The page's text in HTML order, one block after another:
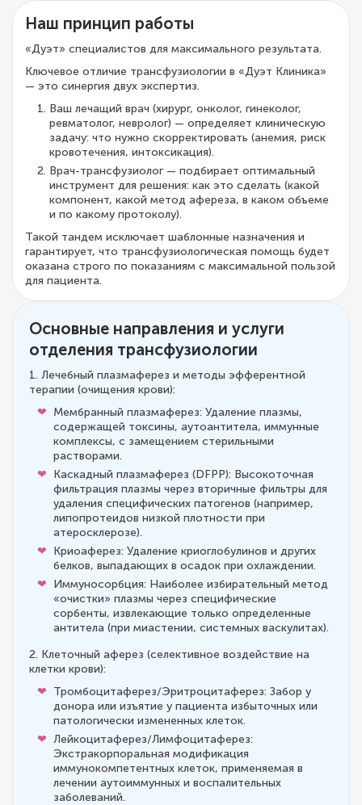
Наш принцип работы
«Дуэт» специалистов для максимального результата.
Ключевое отличие трансфузиологии в «Дуэт Клиника»
— это синергия двух экспертиз.
Ваш лечащий врач (хирург, онколог, гинеколог,
ревматолог, невролог) — определяет клиническую
задачу: что нужно скорректировать (анемия, риск
кровотечения, интоксикация).
Врач-трансфузиолог — подбирает оптимальный
инструмент для решения: как это сделать (какой
компонент, какой метод афереза, в каком объеме
и по какому протоколу).
Такой тандем исключает шаблонные назначения и
гарантирует, что трансфузиологическая помощь будет
оказана строго по показаниям с максимальной пользой
для пациента.
Основные направления и услуги
отделения трансфузиологии
1. Лечебный плазмаферез и методы эфферентной
терапии (очищения крови):
Мембранный плазмаферез: Удаление плазмы,
содержащей токсины, аутоантитела, иммунные
комплексы, с замещением стерильными
растворами.
Каскадный плазмаферез (DFPP): Высокоточная
фильтрация плазмы через вторичные фильтры для
удаления специфических патогенов (например,
липопротеидов низкой плотности при
атеросклерозе).
Криоаферез: Удаление криоглобулинов и других
белков, выпадающих в осадок при охлаждении.
Иммуносорбция: Наиболее избирательный метод
«очистки» плазмы через специфические
сорбенты, извлекающие только определенные
антитела (при миастении, системных васкулитах).
2. Клеточный аферез (селективное воздействие на
клетки крови):
Тромбоцитаферез/Эритроцитаферез: Забор у
донора или изъятие у пациента избыточных или
патологически измененных клеток.
Лейкоцитаферез/Лимфоцитаферез:
Экстракорпоральная модификация
иммунокомпетентных клеток, применяемая в
лечении аутоиммунных и воспалительных
заболеваний.